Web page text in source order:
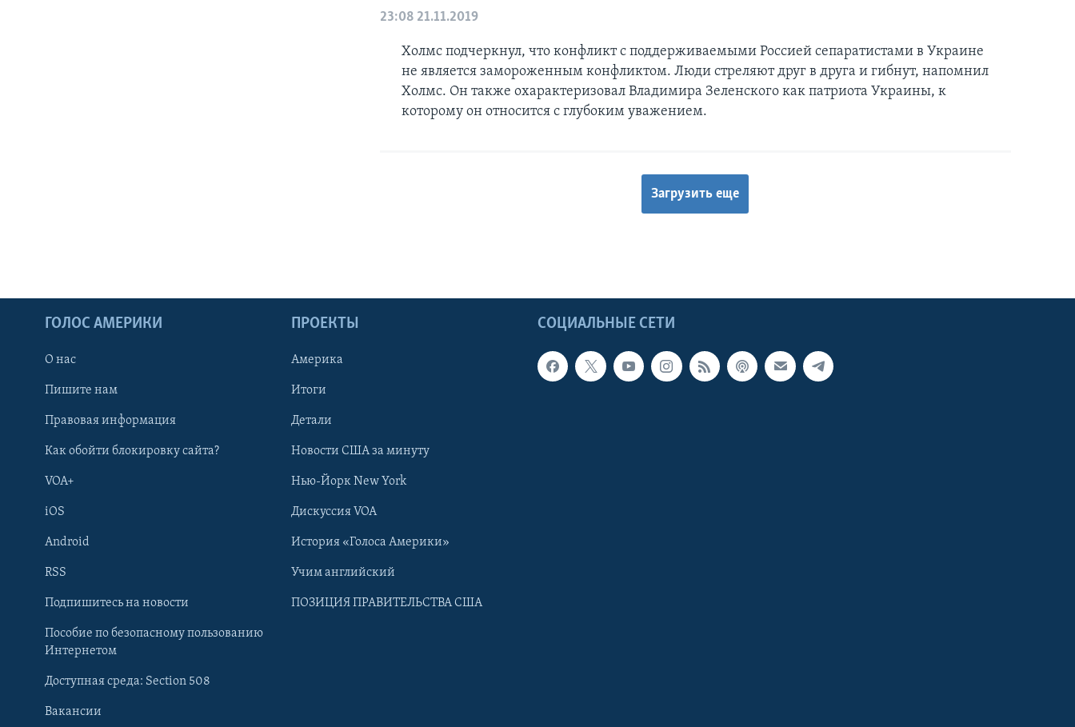
Learning English
23:08 21.11.2019
Холмс подчеркнул, что конфликт с поддерживаемыми Россией сепаратистами в Украине
не является замороженным конфликтом. Люди стреляют друг в друга и гибнут, напомнил
Холмс. Он также охарактеризовал Владимира Зеленского как патриота Украины, к
которому он относится с глубоким уважением.
Загрузить еще
СОЦИАЛЬНЫЕ СЕТИ
ГОЛОС АМЕРИКИ
О нас
Пишите нам
Правовая информация
Как обойти блокировку сайта?
VOA+
iOS
Android
RSS
Подпишитесь на новости
Пособие по безопасному пользованию
Интернетом
Доступная среда: Section 508
Вакансии
ПРОЕКТЫ
Америка
Итоги
Детали
Новости США за минуту
Нью-Йорк New York
Дискуссия VOA
История «Голоса Америки»
Учим английский
ПОЗИЦИЯ ПРАВИТЕЛЬСТВА США